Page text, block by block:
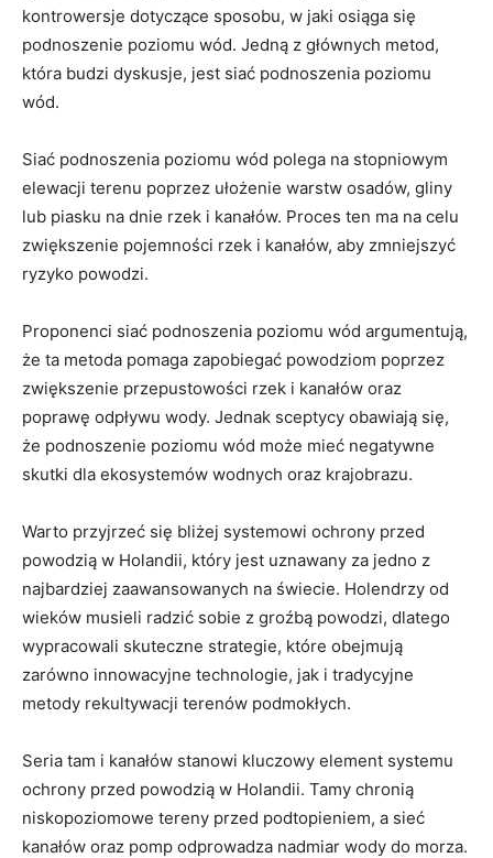
kontrowersje ‌dotyczące ⁤sposobu, w jaki osiąga się
podnoszenie⁢ poziomu wód. Jedną z⁣ głównych ​metod,
która ⁣budzi dyskusje, jest siać podnoszenia poziomu⁣
wód.
Siać podnoszenia ⁣poziomu wód polega na stopniowym
elewacji terenu poprzez‍ ułożenie warstw osadów, gliny
⁣lub piasku ⁣na dnie rzek‍ i kanałów. Proces ten ma na celu
zwiększenie⁣ pojemności rzek ​i kanałów, aby zmniejszyć
ryzyko ⁣powodzi.
Proponenci siać podnoszenia poziomu‌ wód argumentują,
że⁣ ta metoda pomaga zapobiegać powodziom poprzez
zwiększenie przepustowości​ rzek i kanałów oraz⁤
poprawę odpływu wody. Jednak ​sceptycy obawiają ⁢się,
że podnoszenie⁤ poziomu wód może ⁤mieć negatywne
‌skutki ⁤dla ekosystemów wodnych oraz ​krajobrazu.
Warto przyjrzeć się bliżej ⁣systemowi ​ochrony⁢ przed⁢
powodzią w ‌Holandii, który ⁣jest ‌uznawany ​za jedno z
najbardziej zaawansowanych na świecie.‌ Holendrzy od
wieków ‍musieli radzić⁤ sobie z groźbą powodzi,⁢ dlatego
wypracowali skuteczne strategie,⁤ które‌ obejmują
zarówno ‍innowacyjne‍ technologie, jak⁤ i tradycyjne
metody rekultywacji⁣ terenów podmokłych.
Seria tam i kanałów‍ stanowi kluczowy‍ element ‍systemu
ochrony przed powodzią w ‌Holandii. Tamy⁣ chronią
⁢niskopoziomowe tereny przed podtopieniem, a sieć
kanałów oraz pomp odprowadza nadmiar wody do morza.